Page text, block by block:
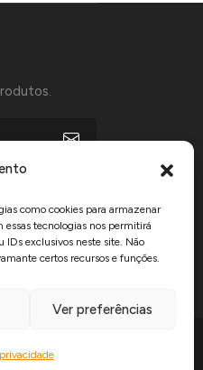
como cookies para armazenar
tecnologias nos permitirá
IDs exclusivos neste site. Não
certos recursos e funções.
Ver preferências
da Manfercan e
Manfercan.